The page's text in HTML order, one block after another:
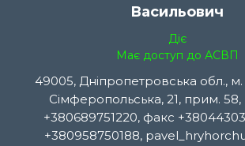
Васильович
Діє
Має доступ до АСВП
49005, Дніпропетровська обл., м.
Сімферопольська, 21, прим. 58,
+380689751220, факс
+380958750188,